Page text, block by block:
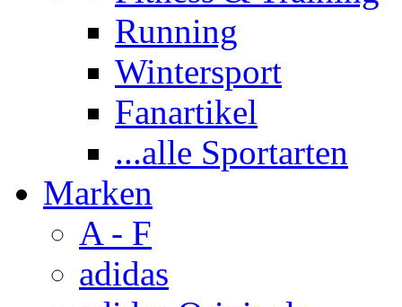
Running
Wintersport
Fanartikel
...alle Sportarten
Marken
A - F
adidas